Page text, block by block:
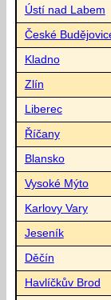
Ústí nad Labem
České
Kladno
Zlín
Liberec
Říčany
Blansko
Vysoké Mýto
Karlovy Vary
Jeseník
Děčín
Havlíčkův Brod